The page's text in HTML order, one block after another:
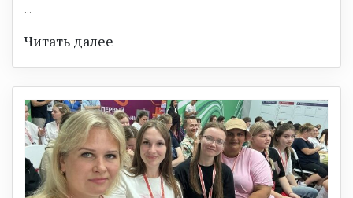
...
Читать далее